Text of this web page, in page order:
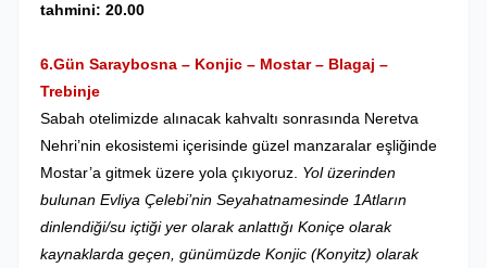
tahmini: 20.00
6.Gün Saraybosna – Konjic – Mostar – Blagaj –
Trebinje
Sabah otelimizde alınacak kahvaltı sonrasında Neretva
Nehri’nin ekosistemi içerisinde güzel manzaralar eşliğinde
Mostar’a gitmek üzere yola çıkıyoruz. Yol üzerinden
bulunan Evliya Çelebi’nin Seyahatnamesinde 1Atların
dinlendiği/su içtiği yer olarak anlattığı Koniçe olarak
kaynaklarda geçen, günümüzde Konjic (Konyitz) olarak